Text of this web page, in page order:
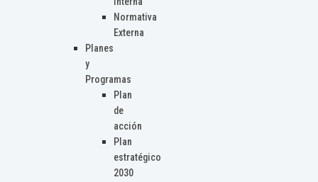
Normativa
Externa
Planes
y
Programas
Plan
de
acción
Plan
estratégico
2030